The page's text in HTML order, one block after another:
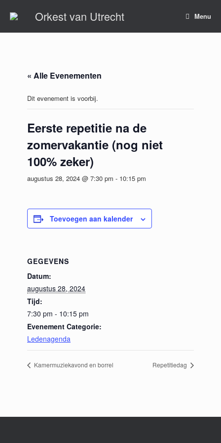
naar
inhoud
Orkest van Utrecht Menu
« Alle Evenementen
Dit evenement is voorbij.
Eerste repetitie na de
zomervakantie (nog niet
100% zeker)
augustus 28, 2024 @ 7:30 pm - 10:15 pm
Toevoegen aan kalender
GEGEVENS
Datum:
augustus 28, 2024
Tijd:
7:30 pm - 10:15 pm
Evenement Categorie:
Ledenagenda
Kamermuziekavond en borrel Repetitiedag